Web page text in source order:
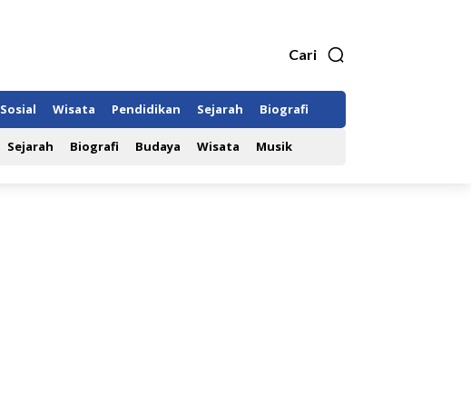
Cari
Sosial Wisata Pendidikan Sejarah Biografi
Sejarah Biografi Budaya Wisata Musik